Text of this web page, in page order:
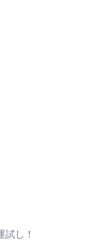
し！